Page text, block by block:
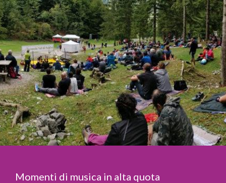
Momenti di musica in alta quota